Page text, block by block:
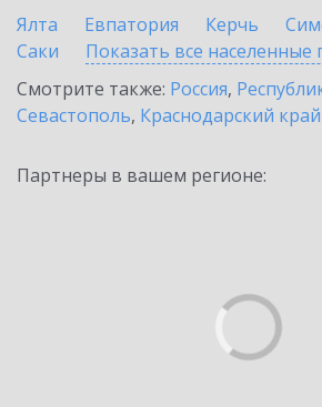
Ялта
Евпатория Керчь
Саки
Показать все населенные
Смотрите также: Россия,
Севастополь, Краснодарский край
Партнеры в вашем регионе: